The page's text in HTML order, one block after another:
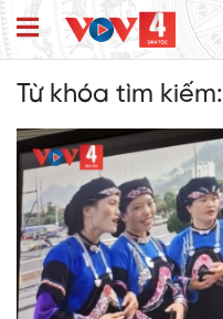
Từ khóa tìm kiếm: